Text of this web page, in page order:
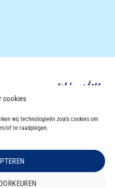
cookies
wij technologieën zoals cookies om
of te raadplegen.
OUTLET CONTACT